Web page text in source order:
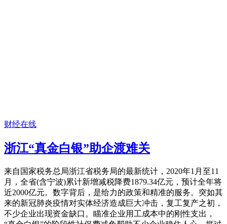
财经在线
浙江“真金白银”助企渡难关
来自国家税务总局浙江省税务局的最新统计，2020年1月至11
月，全省(含宁波)累计新增减税降费1879.34亿元，预计全年将
近2000亿元。数字背后，是给力的政策和精准的服务。突如其
来的新冠肺炎疫情对实体经济造成巨大冲击，复工复产之初，
不少企业出现资金缺口。瞄准企业用工成本中的刚性支出，